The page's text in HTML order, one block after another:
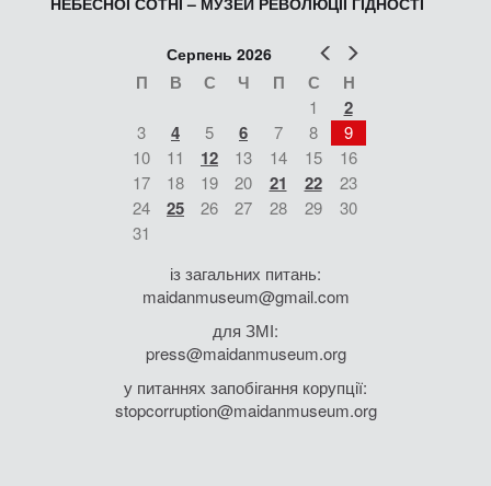
Попер
Серпень 2026
П В С Ч П С Н
1 2
3 4 5 6 7 8
9
10
11 12 13 14 15
16
17
18 19 20 21 22
23
24
25 26 27 28 29
30
31
із загальних питань:
maidanmuseum@gmail.com
для ЗМІ:
press@maidanmuseum.org
у питаннях запобігання корупції:
stopcorruption@maidanmuseum.org